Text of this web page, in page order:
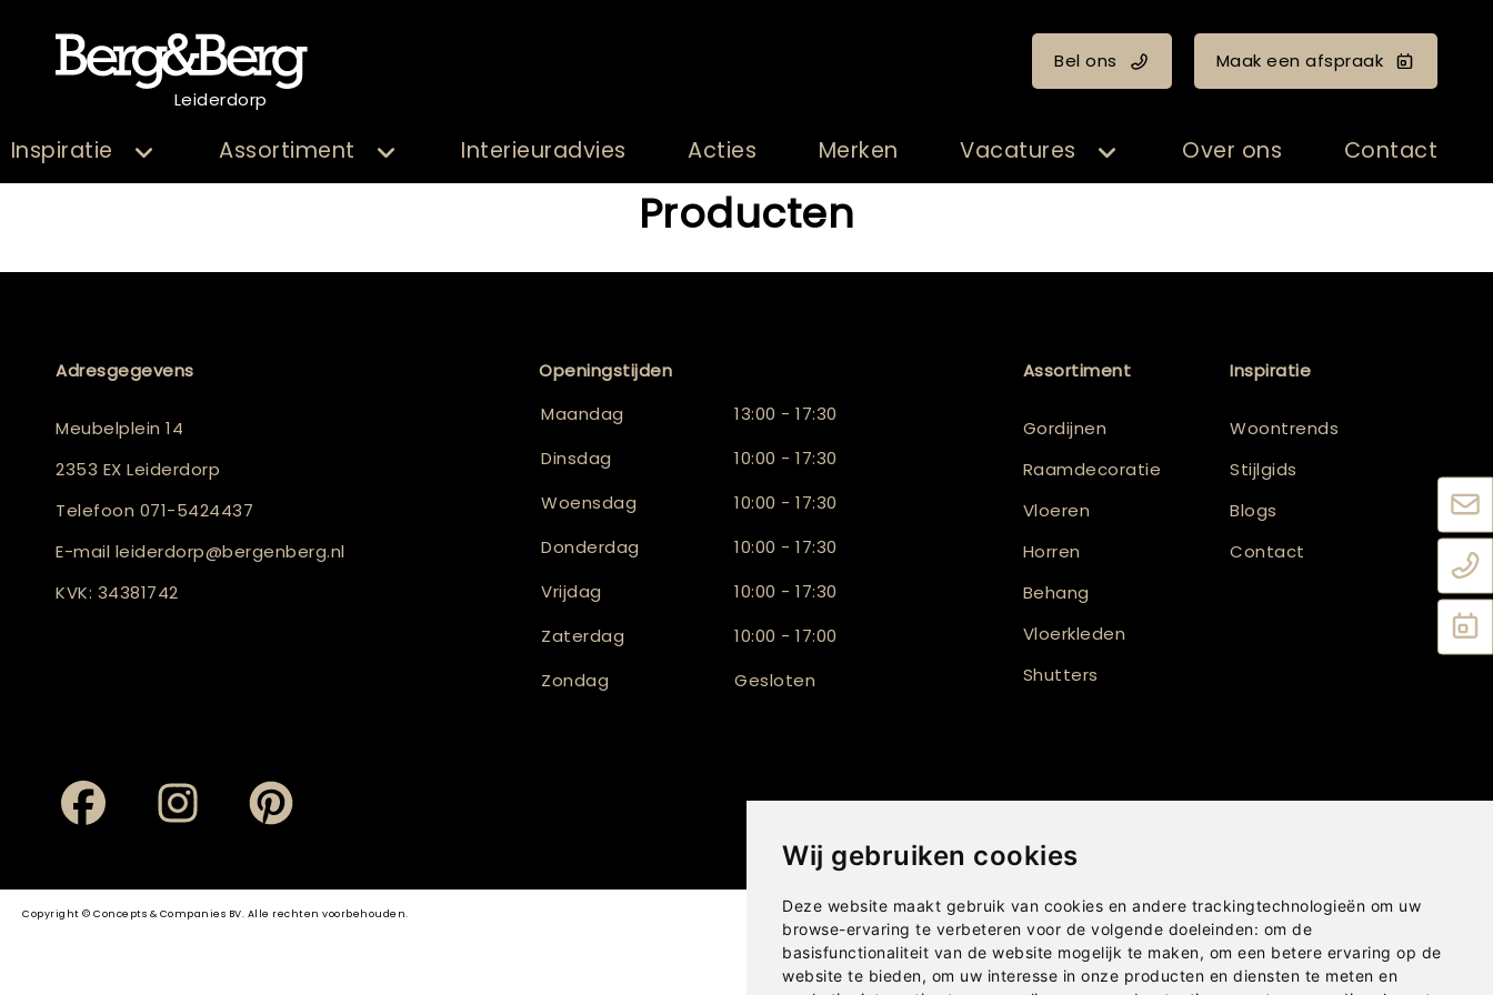
Wij gebruiken cookies
Deze website maakt gebruik van cookies en andere trackingtechnologieën om uw
browse-ervaring te verbeteren voor de volgende doeleinden: om de
basisfunctionaliteit van de website mogelijk te maken, om een betere ervaring op de
website te bieden, om uw interesse in onze producten en diensten te meten en
Leiderdorp
Bel ons Maak een afspraak
Inspiratie Assortiment Interieuradvies Acties Merken Vacatures Over ons Contact
Producten
Adresgegevens
Meubelplein 14
2353 EX Leiderdorp
Telefoon 071-5424437
E-mail leiderdorp@bergenberg.nl
KVK: 34381742
Openingstijden
Maandag
13:00 - 17:30
Dinsdag
10:00 - 17:30
Woensdag
10:00 - 17:30
Donderdag
10:00 - 17:30
Vrijdag
10:00 - 17:30
Zaterdag
10:00 - 17:00
Zondag
Gesloten
Assortiment
Gordijnen
Raamdecoratie
Vloeren
Horren
Behang
Vloerkleden
Shutters
Inspiratie
Woontrends
Stijlgids
Blogs
Contact
Copyright © Concepts & Companies BV. Alle rechten voorbehouden. Privacybeleid|Disclaimer|